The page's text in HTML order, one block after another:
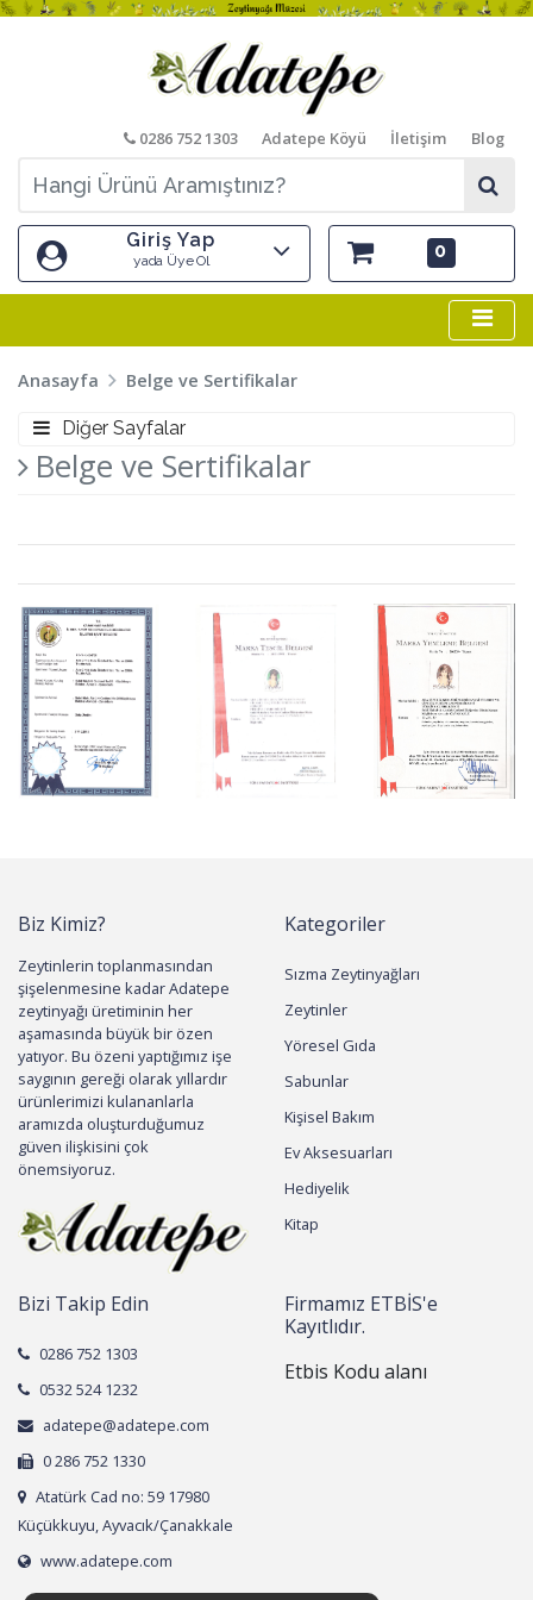
0286 752 1303 Adatepe Köyü İletişim Blog
Giriş Yap
yada Üye Ol 0
Anasayfa Belge ve Sertifikalar
Diğer Sayfalar
Belge ve Sertifikalar
Biz Kimiz?
Zeytinlerin toplanmasından
şişelenmesine kadar Adatepe
zeytinyağı üretiminin her
aşamasında büyük bir özen
yatıyor. Bu özeni yaptığımız işe
saygının gereği olarak yıllardır
ürünlerimizi kulananlarla
aramızda oluşturduğumuz
güven ilişkisini çok
önemsiyoruz.
Kategoriler
Sızma Zeytinyağları
Zeytinler
Yöresel Gıda
Sabunlar
Kişisel Bakım
Ev Aksesuarları
Hediyelik
Kitap
Bizi Takip Edin
0286 752 1303
0532 524 1232
adatepe@adatepe.com
0 286 752 1330
Atatürk Cad no: 59 17980
Küçükkuyu, Ayvacık/Çanakkale
www.adatepe.com
Firmamız ETBİS'e
Kayıtlıdır.
Etbis Kodu alanı